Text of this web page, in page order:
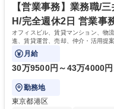
「未来の日常」の創造に向け
す。 学歴・資格 学歴：大学
【営業事務】業務職/
H/完全週休2日 営業事
オフィスビル、賃貸マンション、物
進、賃貸運営、売却、仲介・活用提
ます。
月給
30万9500円～43万4000円
勤務地
東京都港区